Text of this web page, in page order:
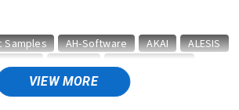
エフェクター
VIEW MORE
Samples AH-Software AKAI
ALESIS
ARTRIG Arturia
technica AVID BestService